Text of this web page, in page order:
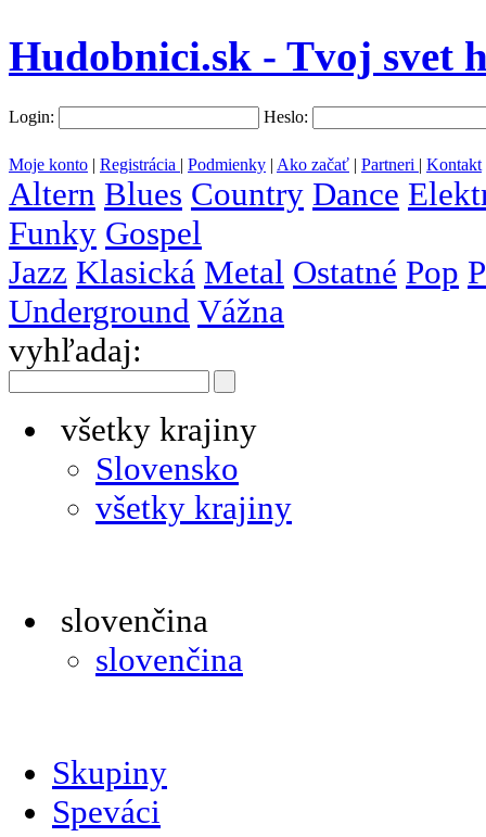
Hudobnici.sk - Tvoj svet
Login: Heslo:
Moje konto | Registrácia | Podmienky | Ako začať | Partneri | Kontakt
Altern Blues Country Dance
Funky Gospel
Jazz Klasická Metal Ostatné Pop
Underground Vážna
vyhľadaj:
všetky krajiny
Slovensko
všetky krajiny
slovenčina
slovenčina
Skupiny
Speváci